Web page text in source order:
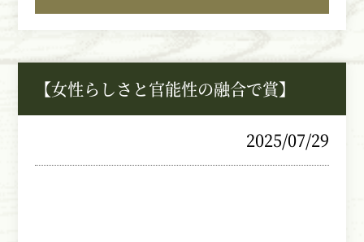
【女性らしさと官能性の融合で賞】
2025/07/29